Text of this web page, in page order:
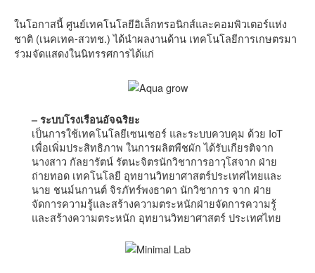
ในโอกาสนี้ ศูนย์เทคโนโลยีอิเล็กทรอนิกส์และคอมพิวเตอร์แห่ง
ชาติ (เนคเทค-สวทช.) ได้นำผลงานด้าน เทคโนโลยีการเกษตรมา
ร่วมจัดแสดงในนิทรรศการได้แก่
– ระบบโรงเรือนอัจฉริยะ
เป็นการใช้เทคโนโลยีเซนเซอร์ และระบบควบคุม ด้วย IoT
เพื่อเพิ่มประสิทธิภาพ ในการผลิตพืชผัก ได้รับเกียรติจาก
นางสาว กัลยารัตน์ รัตนะจิตรนักวิชาการอาวุโสจาก ฝ่าย
ถ่ายทอด เทคโนโลยี อุทยานวิทยาศาสตร์ประเทศไทยและ
นาย ชนม์นกานต์ จิรภัทร์พงธาดา นักวิชาการ จาก ฝ่าย
จัดการความรู้และสร้างความตระหนักฝ่ายจัดการความรู้
และสร้างความตระหนัก อุทยานวิทยาศาสตร์ ประเทศไทย